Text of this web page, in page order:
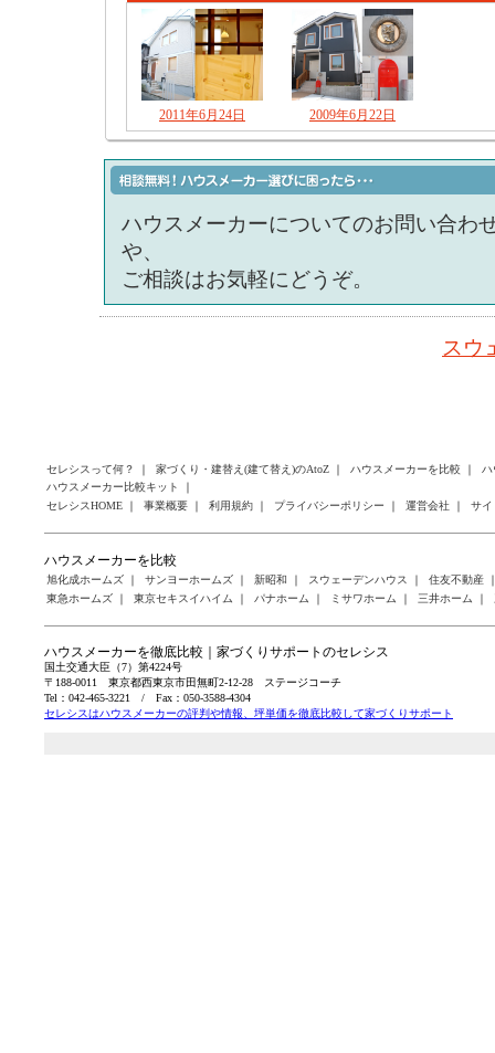
2011年6月24日 2009年6月22日
ハウスメーカーについてのお問い合わ
や、
ご相談はお気軽にどうぞ。
スウ
セレシスって何？ ｜ 家づくり・建替え(建て替え)のAtoZ ｜ ハウスメーカーを比較 ｜
ハ
ハウスメーカー比較キット
｜
セレシスHOME
｜ 事業概要 ｜ 利用規約 ｜ プライバシーポリシー ｜ 運営会社 ｜ サイ
ハウスメーカーを比較
旭化成ホームズ ｜ サンヨーホームズ ｜ 新昭和 ｜ スウェーデンハウス ｜ 住友不動産
東急ホームズ
｜ 東京セキスイハイム ｜ パナホーム ｜ ミサワホーム ｜ 三井ホーム ｜
ハウスメーカーを徹底比較｜家づくりサポートのセレシス
国土交通大臣（7）第4224号
〒188-0011 東京都西東京市田無町2-12-28 ステージコーチ
Tel：042-465-3221 / Fax：050-3588-4304
セレシスはハウスメーカーの評判や情報、坪単価を徹底比較して家づくりサポート